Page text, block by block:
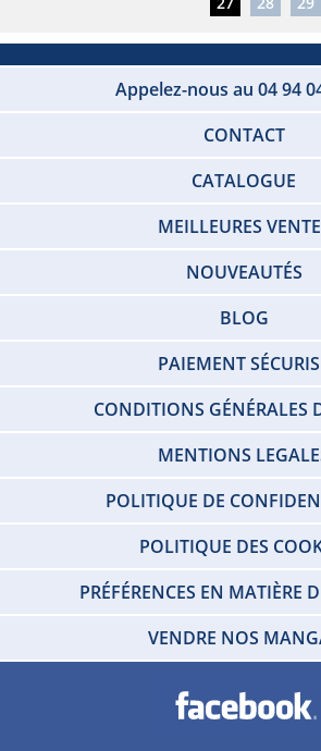
Appelez-nous au 04 94
CONTACT
CATALOGUE
MEILLEURES
NOUVEAUTÉS
BLOG
PAIEMENT
CONDITIONS GÉNÉRALES
MENTIONS
POLITIQUE DE
POLITIQUE DES
PRÉFÉRENCES EN MATIÈRE
VENDRE NOS